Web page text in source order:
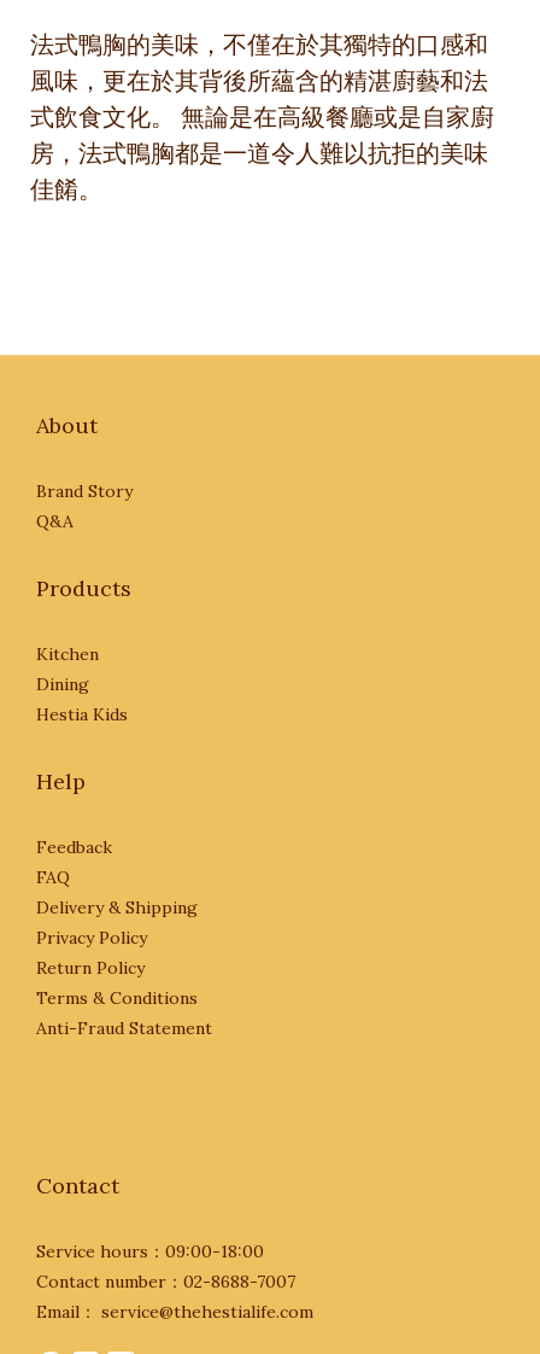
法式鴨胸的美味，不僅在於其獨特的口感和
風味，更在於其背後所蘊含的精湛廚藝和法
式飲食文化。 無論是在高級餐廳或是自家廚
房，法式鴨胸都是一道令人難以抗拒的美味
佳餚。
About
Brand Story
Q&A
Products
Kitchen
Dining
Hestia Kids
Help
Feedback
FAQ
Delivery & Shipping
Privacy Policy
Return Policy
Terms & Conditions
Anti-Fraud Statement
Contact
Service hours：09:00-18:00
Contact number：02-8688-7007
Email： service@thehestialife.com